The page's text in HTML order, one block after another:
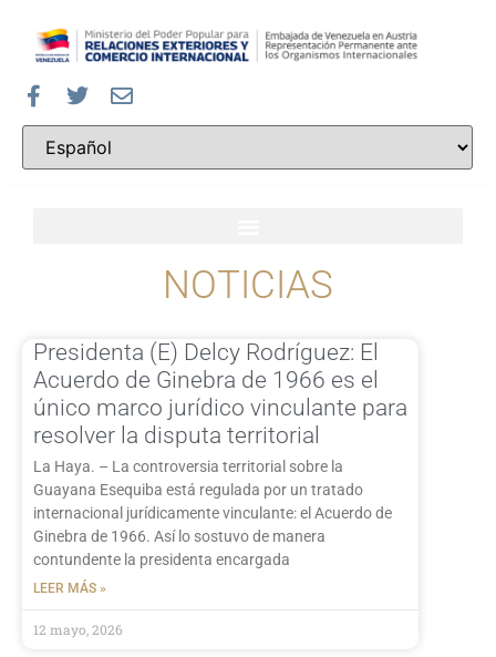
NOTICIAS
Presidenta (E) Delcy Rodríguez: El
Acuerdo de Ginebra de 1966 es el
único marco jurídico vinculante para
resolver la disputa territorial
La Haya. – La controversia territorial sobre la
Guayana Esequiba está regulada por un tratado
internacional jurídicamente vinculante: el Acuerdo de
Ginebra de 1966. Así lo sostuvo de manera
contundente la presidenta encargada
LEER MÁS »
12 mayo, 2026